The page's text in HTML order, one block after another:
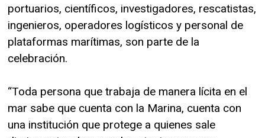
portuarios, científicos, investigadores, rescatistas,
ingenieros, operadores logísticos y personal de
plataformas marítimas, son parte de la
celebración.
“Toda persona que trabaja de manera lícita en el
mar sabe que cuenta con la Marina, cuenta con
una institución que protege a quienes sale